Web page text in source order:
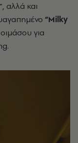
αλλά και
“Milky
για